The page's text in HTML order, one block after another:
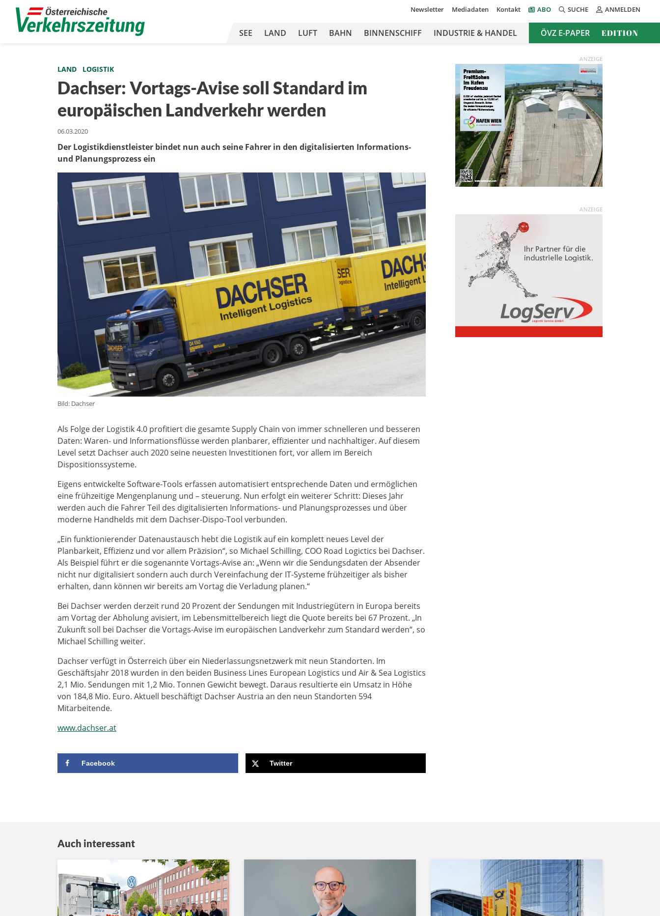
Newsletter Mediadaten Kontakt ABO SUCHE ANMELDEN
SEE LAND LUFT BAHN BINNENSCHIFF INDUSTRIE & HANDEL ÖVZ E-PAPER EDITION
LAND LOGISTIK
Dachser: Vortags-Avise soll Standard im
europäischen Landverkehr werden
06.03.2020
Der Logistikdienstleister bindet nun auch seine Fahrer in den digitalisierten Informations-
und Planungsprozess ein
Bild: Dachser
Als Folge der Logistik 4.0 profitiert die gesamte Supply Chain von immer schnelleren und besseren
Daten: Waren- und Informationsflüsse werden planbarer, effizienter und nachhaltiger. Auf diesem
Level setzt Dachser auch 2020 seine neuesten Investitionen fort, vor allem im Bereich
Dispositionssysteme.
Eigens entwickelte Software-Tools erfassen automatisiert entsprechende Daten und ermöglichen
eine frühzeitige Mengenplanung und – steuerung. Nun erfolgt ein weiterer Schritt: Dieses Jahr
werden auch die Fahrer Teil des digitalisierten Informations- und Planungsprozesses und über
moderne Handhelds mit dem Dachser-Dispo-Tool verbunden.
„Ein funktionierender Datenaustausch hebt die Logistik auf ein komplett neues Level der
Planbarkeit, Effizienz und vor allem Präzision“, so Michael Schilling, COO Road Logictics bei Dachser.
Als Beispiel führt er die sogenannte Vortags-Avise an: „Wenn wir die Sendungsdaten der Absender
nicht nur digitalisiert sondern auch durch Vereinfachung der IT-Systeme frühzeitiger als bisher
erhalten, dann können wir bereits am Vortag die Verladung planen.“
Bei Dachser werden derzeit rund 20 Prozent der Sendungen mit Industriegütern in Europa bereits
am Vortag der Abholung avisiert, im Lebensmittelbereich liegt die Quote bereits bei 67 Prozent. „In
Zukunft soll bei Dachser die Vortags-Avise im europäischen Landverkehr zum Standard werden“, so
Michael Schilling weiter.
Dachser verfügt in Österreich über ein Niederlassungsnetzwerk mit neun Standorten. Im
Geschäftsjahr 2018 wurden in den beiden Business Lines European Logistics und Air & Sea Logistics
2,1 Mio. Sendungen mit 1,2 Mio. Tonnen Gewicht bewegt. Daraus resultierte ein Umsatz in Höhe
von 184,8 Mio. Euro. Aktuell beschäftigt Dachser Austria an den neun Standorten 594
Mitarbeitende.
www.dachser.at
Facebook Twitter
ANZEIGE
ANZEIGE
Auch interessant